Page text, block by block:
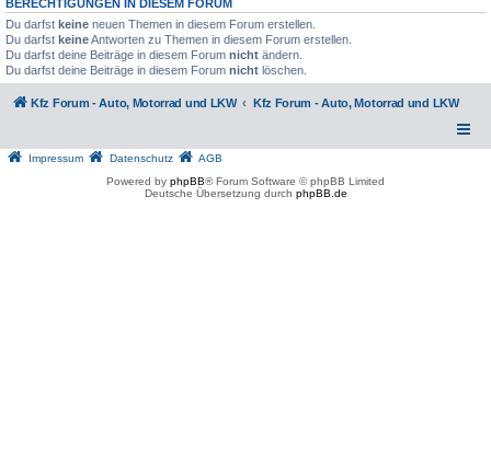
BERECHTIGUNGEN IN DIESEM FORUM
Du darfst keine neuen Themen in diesem Forum erstellen.
Du darfst keineAntworten zu Themen in diesem Forum erstellen.
Du darfst deine Beiträge in diesem Forum nicht ändern.
Du darfst deine Beiträge in diesem Forum nicht löschen.
Kfz Forum - Auto, Motorrad und LKW Kfz Forum - Auto, Motorrad und LKW
Impressum Datenschutz
AGB
Powered by phpBB® Forum Software © phpBB Limited
Deutsche Übersetzung durch phpBB.de